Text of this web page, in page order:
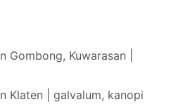
Gombong, Kuwarasan |
Klaten | galvalum, kanopi